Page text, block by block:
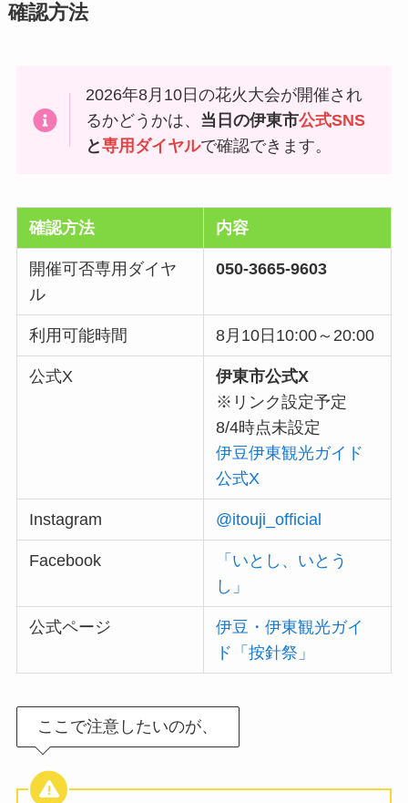
確認方法
2026年8月10日の花火大会が開催され
るかどうかは、 当日の伊東市公式SNS
と専用ダイヤルで確認できます。
確認方法 内容
開催可否専用ダイヤ
ル
050-3665-9603
利用可能時間 8月10日10:00～20:00
公式X
伊東市公式X
※リンク設定予定
8/4時点未設定
伊豆伊東観光ガイド
公式X
Instagram @itouji_official
Facebook
「いとし、いとう
し」
公式ページ
伊豆・伊東観光ガイ
ド「按針祭」
ここで注意したいのが、